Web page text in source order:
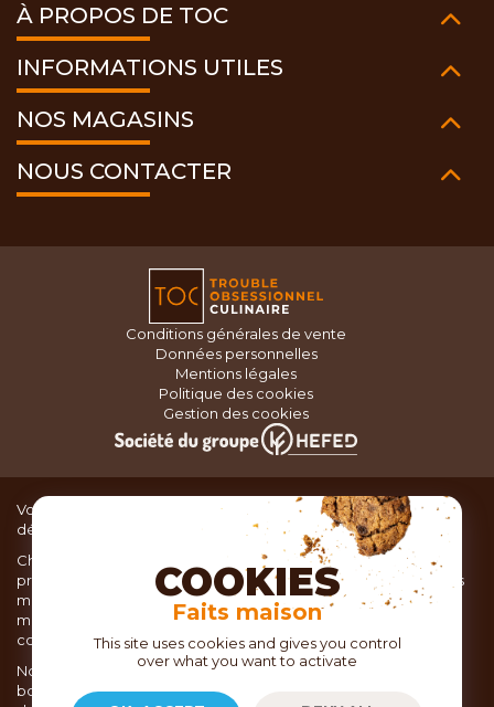
À PROPOS DE TOC
INFORMATIONS UTILES
NOS MAGASINS
NOUS CONTACTER
Conditions générales de vente
Données personnelles
Mentions légales
Politique des cookies
Gestion des cookies
Vous recherchez du matériel de cuisine pour concocter de
délicieux plats ou des pâtisseries dignes d’un grand chef ?
Chez TOC, boutique d’ustensiles de cuisine, nous vous
proposons une large sélection de produits issus des meilleures
marques de matériel de cuisine: Ustensiles de pâtisserie,
matériel de cuisson, service de table, ustensiles de cuisine,
coutellerie, set picnic.
Nous vous réservons un accueil chaleureux au sein de nos 21
boutiques, mais vous trouverez également tout votre matériel
COOKIES
Faits maison
This site uses cookies and gives you control
over what you want to activate